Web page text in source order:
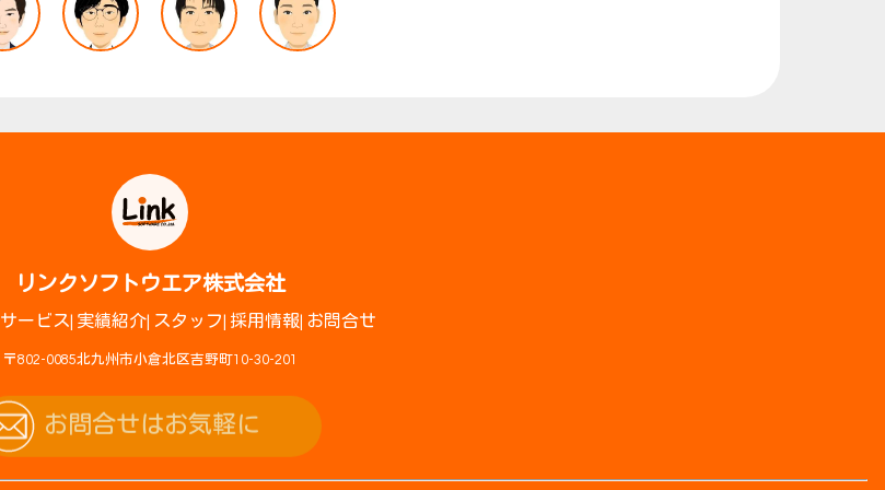
リンクソフトウエア株式会社
サービス 実績紹介 スタッフ 採用情報 お問合せ
〒802-0085北九州市小倉北区吉野町10-30-201
お問合せはお気軽に